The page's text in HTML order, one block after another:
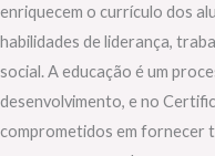
enriquecem o currículo dos
habilidades de liderança,
social. A educação é um
desenvolvimento, e no
comprometidos em fornecer